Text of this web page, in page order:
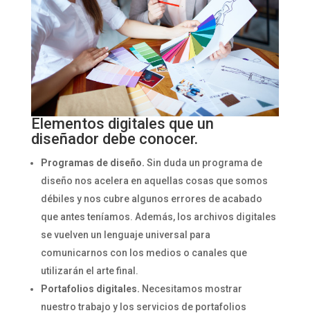
Elementos digitales que un
diseñador debe conocer.
Programas de diseño. Sin duda un programa de
diseño nos acelera en aquellas cosas que somos
débiles y nos cubre algunos errores de acabado
que antes teníamos. Además, los archivos digitales
se vuelven un lenguaje universal para
comunicarnos con los medios o canales que
utilizarán el arte final.
Portafolios digitales. Necesitamos mostrar
nuestro trabajo y los servicios de portafolios